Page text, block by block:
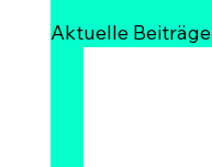
Aktuelle Beiträge